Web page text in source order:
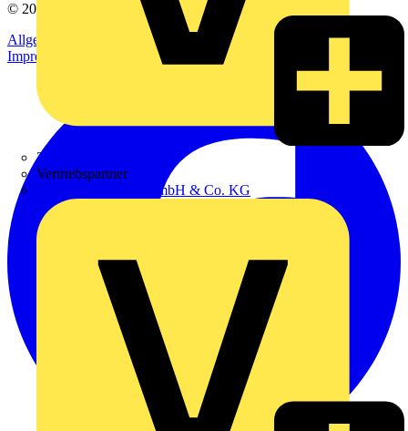
Zumtobel
Vertriebspartner
Adalbert Zajadacz GmbH & Co. KG
© 2002-
Voltimum
Allgemeine Geschäftsbedingungen
Datenschutzerklärung
Impressum